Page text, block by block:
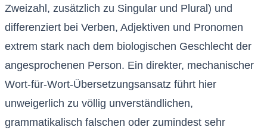
Zweizahl, zusätzlich zu Singular und Plural) und
differenziert bei Verben, Adjektiven und Pronomen
extrem stark nach dem biologischen Geschlecht der
angesprochenen Person. Ein direkter, mechanischer
Wort-für-Wort-Übersetzungsansatz führt hier
unweigerlich zu völlig unverständlichen,
grammatikalisch falschen oder zumindest sehr